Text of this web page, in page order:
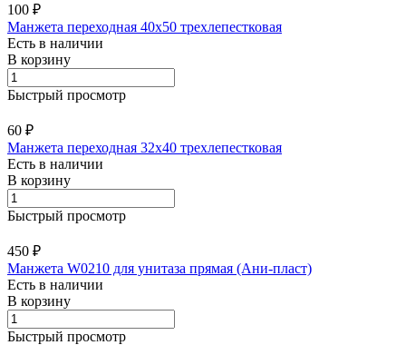
100 ₽
Манжета переходная 40х50 трехлепестковая
Есть в наличии
В корзину
Быстрый просмотр
60 ₽
Манжета переходная 32х40 трехлепестковая
Есть в наличии
В корзину
Быстрый просмотр
450 ₽
Манжета W0210 для унитаза прямая (Ани-пласт)
Есть в наличии
В корзину
Быстрый просмотр